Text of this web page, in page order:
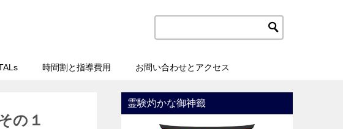
時間割と指導費用 お問い合わせとアクセス
の１
霊験灼かな御神籤